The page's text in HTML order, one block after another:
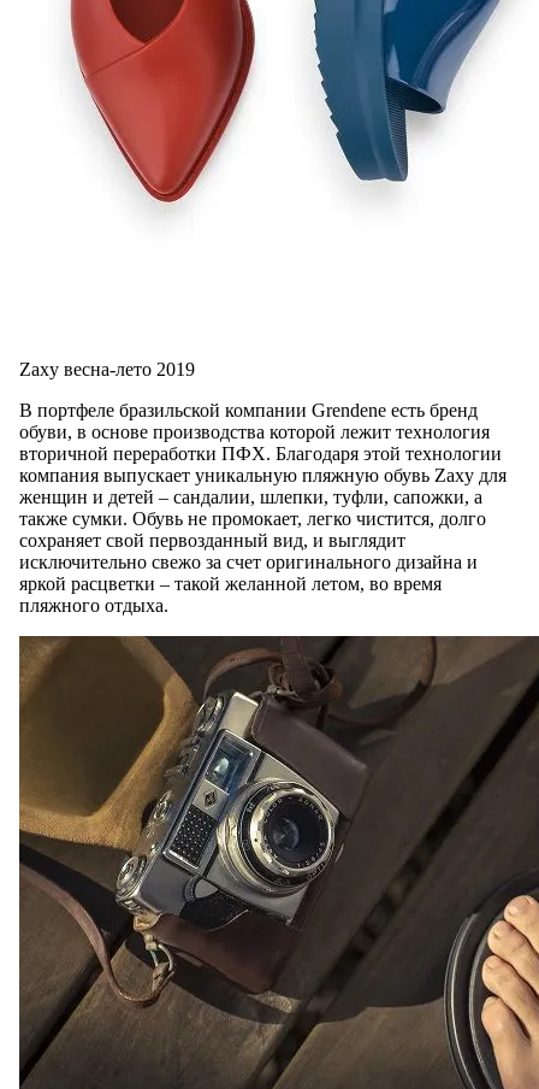
Zaxy весна-лето 2019
В портфеле бразильской компании Grendene есть бренд
обуви, в основе производства которой лежит технология
вторичной переработки ПФХ. Благодаря этой технологии
компания выпускает уникальную пляжную обувь Zaxy для
женщин и детей – сандалии, шлепки, туфли, сапожки, а
также сумки. Обувь не промокает, легко чистится, долго
сохраняет свой первозданный вид, и выглядит
исключительно свежо за счет оригинального дизайна и
яркой расцветки – такой желанной летом, во время
пляжного отдыха.